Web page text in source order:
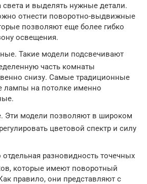
света и выделять нужные детали.
отнести поворотно-выдвижные
позволяют еще более гибко
освещения.
Такие модели подсвечивают
часть комнаты
снизу. Самые традиционные
лампы на потолке именно
Эти модели позволяют в широком
цветовой спектр и силу
разновидность точечных
которые имеют поворотный
правило, они представляют с